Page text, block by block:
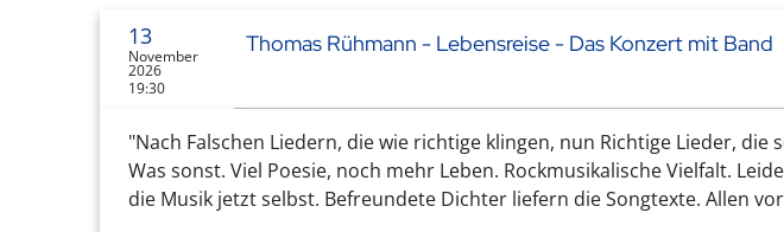
13
November
2026
19:30
Thomas Rühmann - Lebensreise - Das Konzert mit Band
"Nach Falschen Liedern, die wie richtige klingen, nun Richtige Lieder,
Was sonst. Viel Poesie, noch mehr Leben. Rockmusikalische Vielfalt.
die Musik jetzt selbst. Befreundete Dichter liefern die Songtexte. Allen